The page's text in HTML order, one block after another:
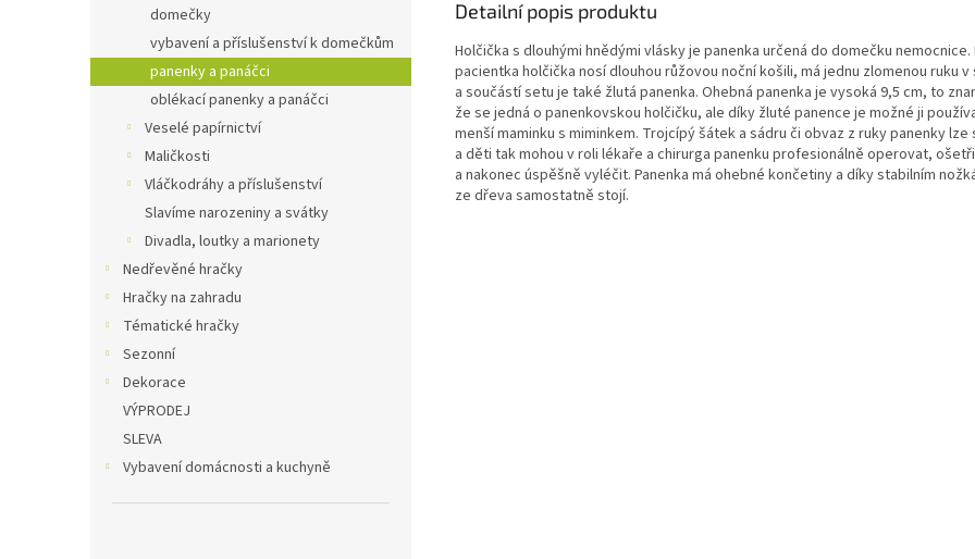
domečky
vybavení a příslušenství k domečkům
panenky a panáčci
oblékací panenky a panáčci
Veselé papírnictví
Maličkosti
Vláčkodráhy a příslušenství
Slavíme narozeniny a svátky
Divadla, loutky a marionety
Nedřevěné hračky
Hračky na zahradu
Tématické hračky
Sezonní
Dekorace
VÝPRODEJ
SLEVA
Vybavení domácnosti a kuchyně
Detailní popis produktu
Holčička s dlouhými hnědými vlásky je panenka určená do domečku nemocnice.
pacientka holčička nosí dlouhou růžovou noční košili, má jednu zlomenou ruku v
a součástí setu je také žlutá panenka. Ohebná panenka je vysoká 9,5 cm, to
že se jedná o panenkovskou holčičku, ale díky žluté panence je možné ji
menší maminku s miminkem. Trojcípý šátek a sádru či obvaz z ruky panenky lze
a děti tak mohou v roli lékaře a chirurga panenku profesionálně operovat,
a nakonec úspěšně vyléčit. Panenka má ohebné končetiny a díky stabilním
ze dřeva samostatně stojí.